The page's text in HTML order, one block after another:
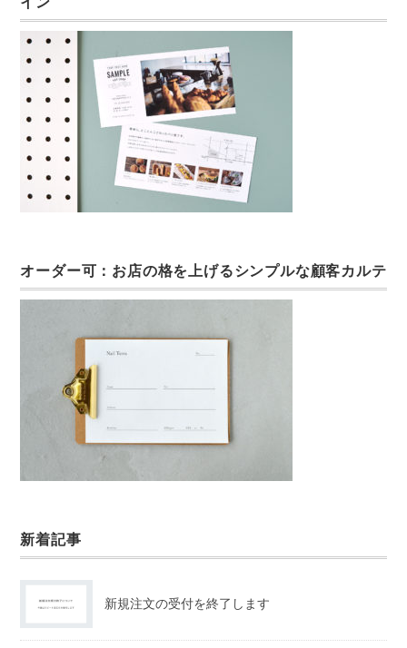
オーダー可：お店の格を上げるシンプルな顧客カルテ
新着記事
新規注文の受付を終了します